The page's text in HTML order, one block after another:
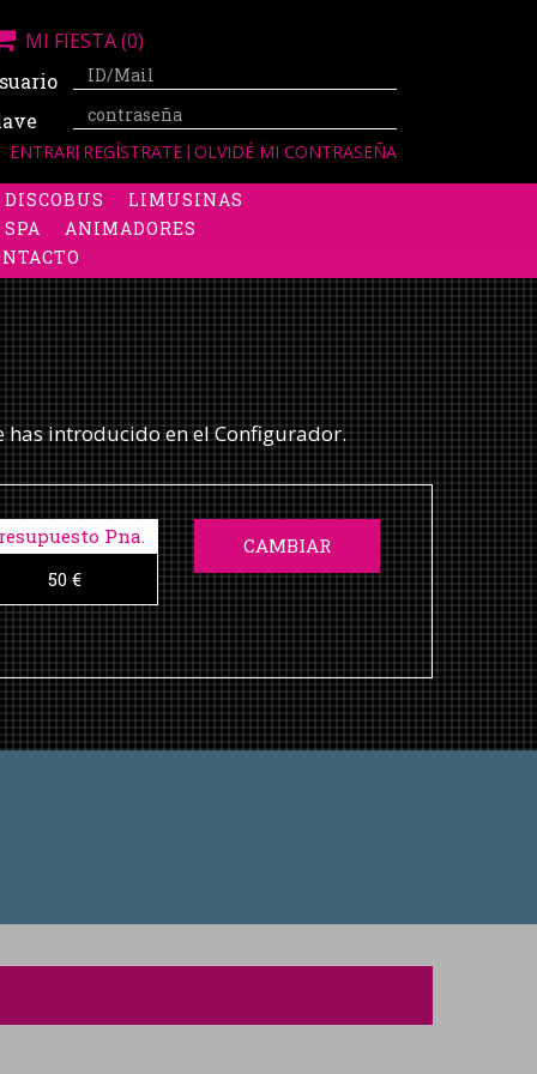
MI FIESTA(0)
ENTRAR| REGÍSTRATE | OLVIDÉ MI CONTRASEÑA
DISCOBUS
LIMUSINAS
ANIMADORES
has introducido en el Configurador.
Pna.
50 €
CAMBIAR